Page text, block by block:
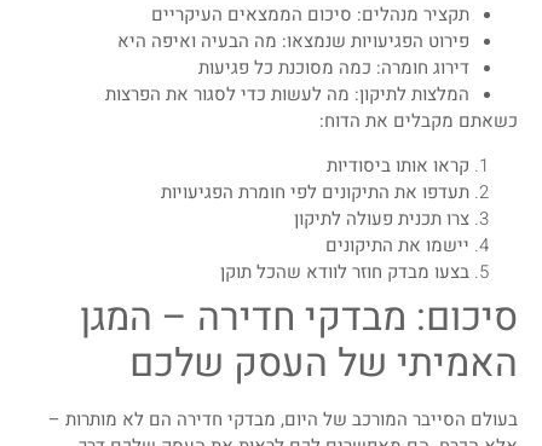
תקציר מנהלים: סיכום הממצאים העיקריים
פירוט הפגיעויות שנמצאו: מה הבעיה ואיפה היא
דירוג חומרה: כמה מסוכנת כל פגיעות
המלצות לתיקון: מה לעשות כדי לסגור את הפרצות
כשאתם מקבלים את הדוח:
קראו אותו ביסודיות
תעדפו את התיקונים לפי חומרת הפגיעויות
צרו תכנית פעולה לתיקון
יישמו את התיקונים
בצעו מבדק חוזר לוודא שהכל תוקן
סיכום: מבדקי חדירה – המגן
האמיתי של העסק שלכם
בעולם הסייבר המורכב של היום, מבדקי חדירה הם לא מותרות –